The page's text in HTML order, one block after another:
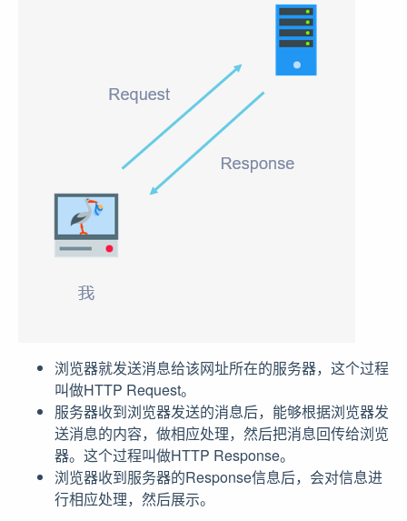
浏览器就发送消息给该网址所在的服务器，这个过程
叫做HTTP Request。
服务器收到浏览器发送的消息后，能够根据浏览器发
送消息的内容，做相应处理，然后把消息回传给浏览
器。这个过程叫做HTTP Response。
浏览器收到服务器的Response信息后，会对信息进
行相应处理，然后展示。